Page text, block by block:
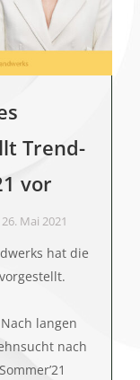
Trend-
vor
26. Mai 2021
hat die
langen
nach